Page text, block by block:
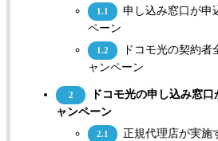
1.1
申し込み窓口が申
ペーン
1.2
ドコモ光の契約
ャンペーン
2
ドコモ光の申し込み窓
ャンペーン
2.1 正規代理店が実施